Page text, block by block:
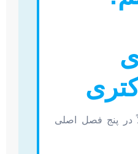
در پنج فصل اصلی